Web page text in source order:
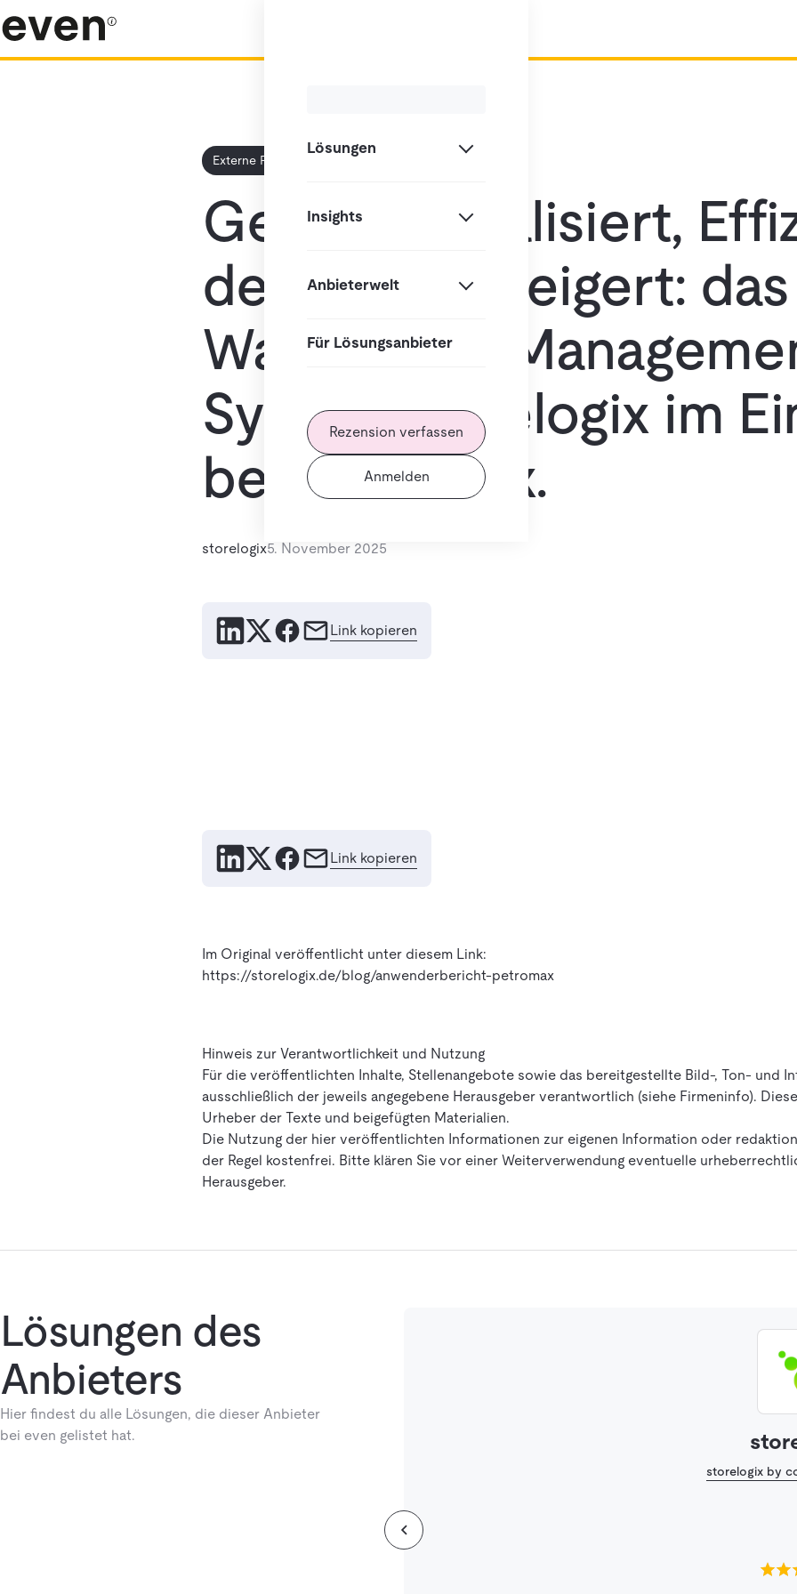
Lösungen
Insights
Anbieterwelt
Für Lösungsanbieter
Rezension verfassen
Anmelden
Externe Pressemitteilung
Gezielt digitalisiert,
deutlich gesteigert: das
Warehouse-
System storelogix im
bei Petromax.
storelogix5. November 2025
Link kopieren
Link kopieren
Im Original veröffentlicht unter diesem Link:
https://storelogix.de/blog/anwenderbericht-petromax
Hinweis zur Verantwortlichkeit und Nutzung
Für die veröffentlichten Inhalte, Stellenangebote sowie das bereitgestellte Bild-, Ton- und
ausschließlich der jeweils angegebene Herausgeber verantwortlich (siehe Firmeninfo).
Urheber der Texte und beigefügten Materialien.
Die Nutzung der hier veröffentlichten Informationen zur eigenen Information oder
der Regel kostenfrei. Bitte klären Sie vor einer Weiterverwendung eventuelle
Herausgeber.
Lösungen des
Anbieters
Hier findest du alle Lösungen, die dieser Anbieter
bei even gelistet hat.
storelogix by